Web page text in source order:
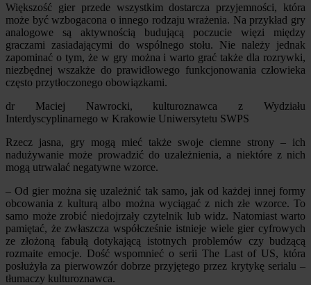
Większość gier przede wszystkim dostarcza przyjemności, która
może być wzbogacona o innego rodzaju wrażenia. Na przykład gry
analogowe są aktywnością budującą poczucie więzi między
graczami zasiadającymi do wspólnego stołu. Nie należy jednak
zapominać o tym, że w gry można i warto grać także dla rozrywki,
niezbędnej wszakże do prawidłowego funkcjonowania człowieka
często przytłoczonego obowiązkami.
dr Maciej Nawrocki, kulturoznawca z Wydziału
Interdyscyplinarnego w Krakowie Uniwersytetu SWPS
Rzecz jasna, gry mogą mieć także swoje ciemne strony – ich
nadużywanie może prowadzić do uzależnienia, a niektóre z nich
mogą utrwalać negatywne wzorce.
– Od gier można się uzależnić tak samo, jak od każdej innej formy
obcowania z kulturą albo można wyciągać z nich złe wzorce. To
samo może zrobić niedojrzały czytelnik lub widz. Natomiast warto
pamiętać, że zwłaszcza współcześnie istnieje wiele gier cyfrowych
ze złożoną fabułą dotykającą istotnych problemów czy budzącą
rozmaite emocje. Dość wspomnieć o serii The Last of US, która
posłużyła za pierwowzór dobrze przyjętego przez krytykę serialu –
tłumaczy kulturoznawca.